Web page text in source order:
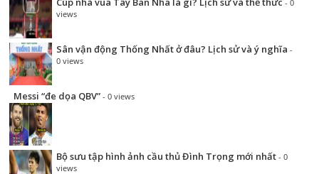
- 0
views
Sân vận động Thống Nhất ở đâu? Lịch sử và ý nghĩa -
0 views
Messi “đe dọa QBV” - 0 views
Bộ sưu tập hình ảnh cầu thủ Đình Trọng mới nhất - 0
views